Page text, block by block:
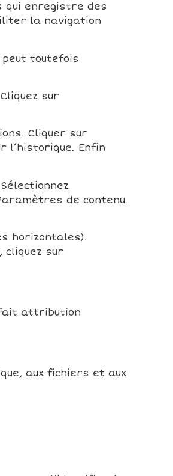
qui enregistre des
la navigation
peut toutefois
sur
Cliquer sur
l’historique. Enfin
de contenu.
horizontales).
cliquez sur
attribution
aux fichiers et aux